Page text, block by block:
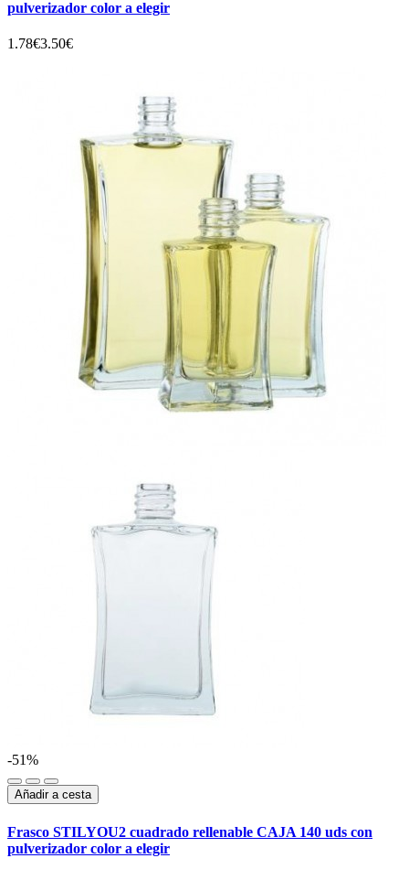
pulverizador color a elegir
1.78€3.50€
-51%
Añadir a cesta
Frasco STILYOU2 cuadrado rellenable CAJA 140 uds con
pulverizador color a elegir